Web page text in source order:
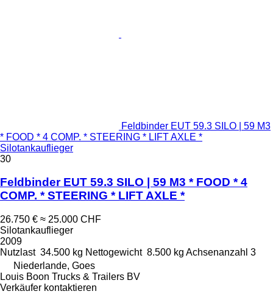
Feldbinder EUT 59.3 SILO | 59 M3
* FOOD * 4 COMP. * STEERING * LIFT AXLE *
Silotankauflieger
30
Feldbinder EUT 59.3 SILO | 59 M3 * FOOD * 4
COMP. * STEERING * LIFT AXLE *
26.750 € ≈ 25.000 CHF
Silotankauflieger
2009
Nutzlast 34.500 kg Nettogewicht 8.500 kg Achsenanzahl 3
Niederlande, Goes
Louis Boon Trucks & Trailers BV
Verkäufer kontaktieren